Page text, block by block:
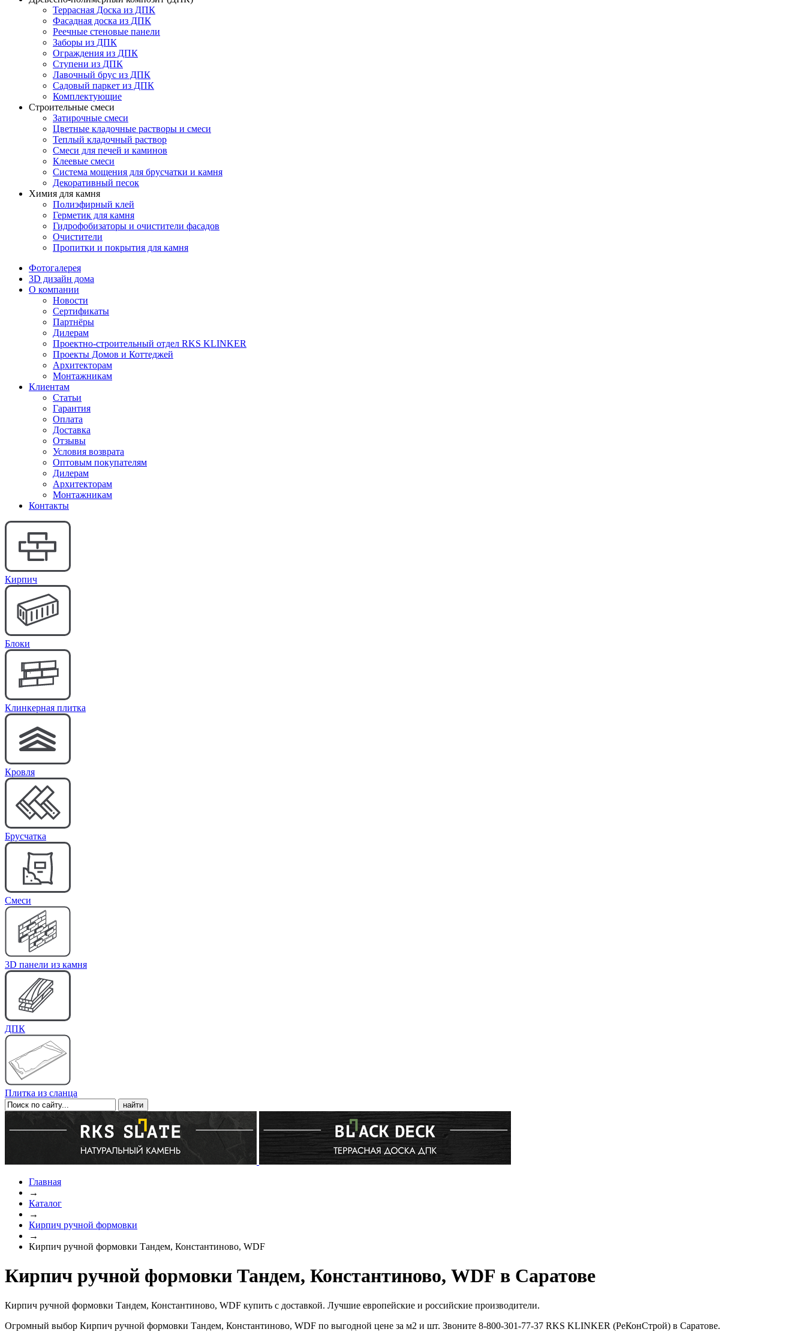
Террасная Доска из ДПК
Фасадная доска из ДПК
Реечные стеновые панели
Заборы из ДПК
Ограждения из ДПК
Ступени из ДПК
Лавочный брус из ДПК
Садовый паркет из ДПК
Комплектующие
Строительные смеси
Затирочные смеси
Цветные кладочные растворы и смеси
Теплый кладочный раствор
Смеси для печей и каминов
Клеевые смеси
Система мощения для брусчатки и камня
Декоративный песок
Химия для камня
Полиэфирный клей
Герметик для камня
Гидрофобизаторы и очистители фасадов
Очистители
Пропитки и покрытия для камня
Фотогалерея
3D дизайн дома
О компании
Новости
Сертификаты
Партнёры
Дилерам
Проектно-строительный отдел RKS KLINKER
Проекты Домов и Коттеджей
Архитекторам
Монтажникам
Клиентам
Статьи
Гарантия
Оплата
Доставка
Отзывы
Условия возврата
Оптовым покупателям
Дилерам
Архитекторам
Монтажникам
Контакты
Кирпич
Блоки
Клинкерная плитка
Кровля
Брусчатка
Cмеси
3D панели из камня
ДПК
Плитка из сланца
Главная
→
Каталог
→
Кирпич ручной формовки
→
Кирпич ручной формовки Тандем, Константиново, WDF
Кирпич ручной формовки Тандем, Константиново, WDF в Саратове
Кирпич ручной формовки Тандем, Константиново, WDF купить с доставкой. Лучшие европейские и российские производители.
Огромный выбор Кирпич ручной формовки Тандем, Константиново, WDF по выгодной цене за м2 и шт. Звоните 8-800-301-77-37 RKS KLINKER (РеКонСтрой) в Саратове.